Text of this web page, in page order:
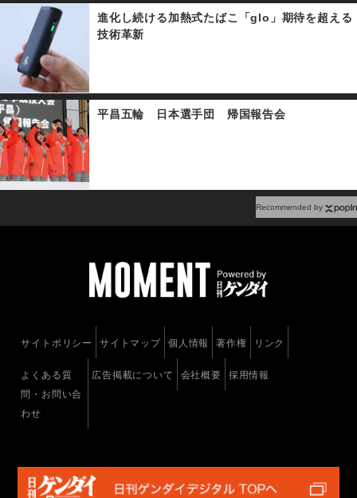
進化し続ける加熱式たばこ「glo」期待を超える
技術革新
平昌五輪 日本選手団 帰国報告会
Recommended by
サイトポリシー サイトマップ 個人情報 著作権 リンク
よくある質
問・お問い合
わせ
広告掲載について 会社概要 採用情報